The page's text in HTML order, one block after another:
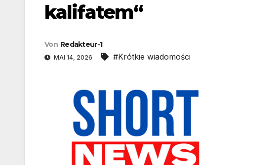
kalifatem“
Von Redakteur-1
MAI 14, 2026 #Krótkie wiadomości